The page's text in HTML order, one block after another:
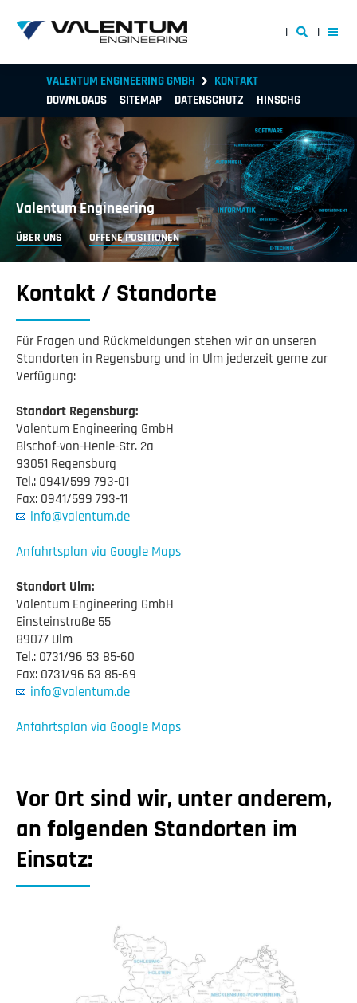
VALENTUM ENGINEERING GMBH
KONTAKT
DOWNLOADS
SITEMAP DATENSCHUTZ HINSCHG
Valentum Engineering
ÜBER UNS OFFENE POSITIONEN
Kontakt / Standorte
Für Fragen und Rückmeldungen stehen wir an unseren
Standorten in Regensburg und in Ulm jederzeit gerne zur
Verfügung:
Standort Regensburg:
Valentum Engineering GmbH
Bischof-von-Henle-Str. 2a
93051 Regensburg
Tel.: 0941/599 793-01
info@valentum.de
Anfahrtsplan via Google Maps
Standort Ulm:
Valentum Engineering GmbH
Einsteinstraße 55
89077 Ulm
Tel.: 0731/96 53 85-60
info@valentum.de
Anfahrtsplan via Google Maps
Vor Ort sind wir, unter anderem,
an folgenden Standorten im
Einsatz: